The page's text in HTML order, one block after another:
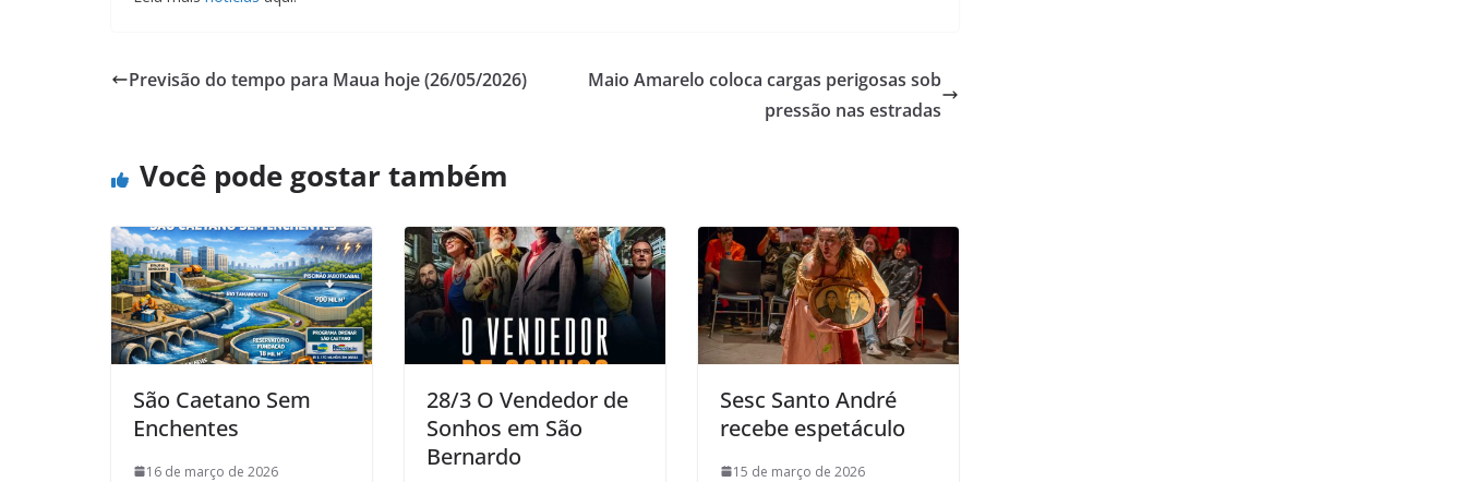
Previsão do tempo para Maua hoje (26/05/2026)
Maio Amarelo coloca cargas perigosas sob
pressão nas estradas
Você pode gostar também
São Caetano Sem
Enchentes
16 de março de 2026
28/3 O Vendedor de
Sonhos em São
Bernardo
Sesc Santo André
recebe espetáculo
15 de março de 2026